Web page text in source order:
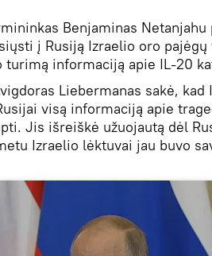
Benjaminas
į Rusiją Izraelio oro
turimą informaciją apie IL-20
Liebermanas sakė, kad
visą informaciją apie
Jis išreiškė užuojautą dėl
Izraelio lėktuvai jau buvo